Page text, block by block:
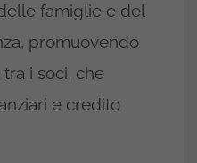
famiglie e del
promuovendo
i soci, che
e credito